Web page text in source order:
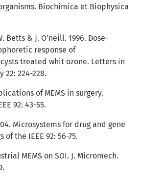
Biochimica et Biophysica
Betts & J. O’neill. 1996. Dose-
response of
treated whit ozone. Letters in
224-228.
of MEMS in surgery.
92: 43-55.
Microsystems for drug and gene
the IEEE 92: 56-75.
MEMS on SOI. J. Micromech.